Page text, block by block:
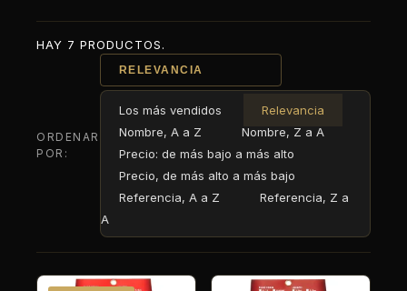
HAY 7 PRODUCTOS.
ORDENAR
POR:
RELEVANCIA
Los más vendidos
Relevancia
Nombre, A a Z
Nombre, Z a A
Precio: de más bajo a más alto
Precio, de más alto a más bajo
Referencia, A a Z
Referencia, Z a
A